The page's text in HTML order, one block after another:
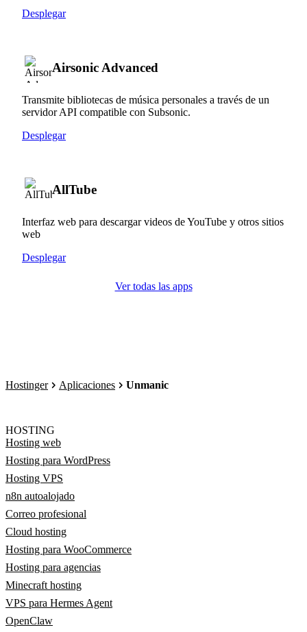
Desplegar
Airsonic Advanced
Transmite bibliotecas de música personales a través de un
servidor API compatible con Subsonic.
Desplegar
AllTube
Interfaz web para descargar videos de YouTube y otros sitios
web
Desplegar
Ver todas las apps
Hostinger Aplicaciones Unmanic
HOSTING
Hosting web
Hosting para WordPress
Hosting VPS
n8n autoalojado
Correo profesional
Cloud hosting
Hosting para WooCommerce
Hosting para agencias
Minecraft hosting
VPS para Hermes Agent
OpenClaw